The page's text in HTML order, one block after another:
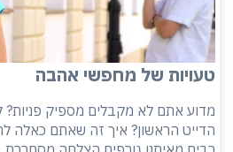
טעויות של מחפשי אהבה
מדוע אתם לא מקבלים מספיק
הדייט הראשון? איך זה שאתם כאלה